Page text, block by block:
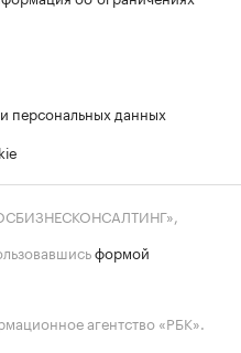
персональных данных
формой
агентство «РБК».